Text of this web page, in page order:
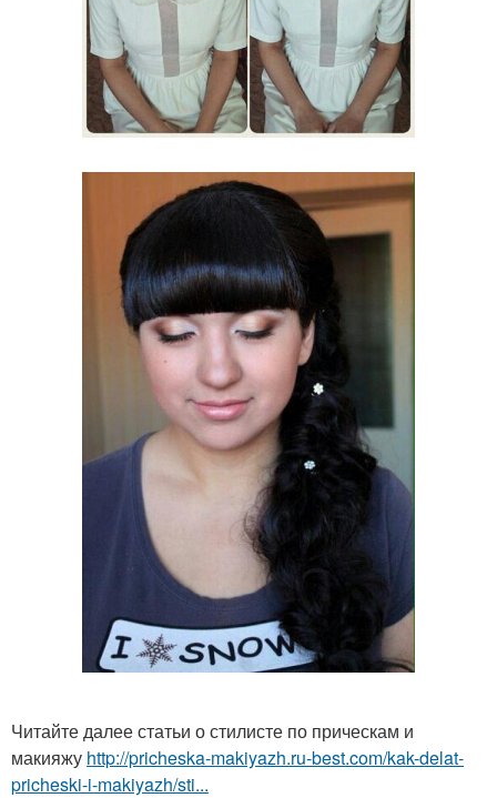
Читайте далее статьи о стилисте по прическам и
макияжу http://pricheska-makiyazh.ru-best.com/kak-delat-
pricheski-i-makiyazh/sti...